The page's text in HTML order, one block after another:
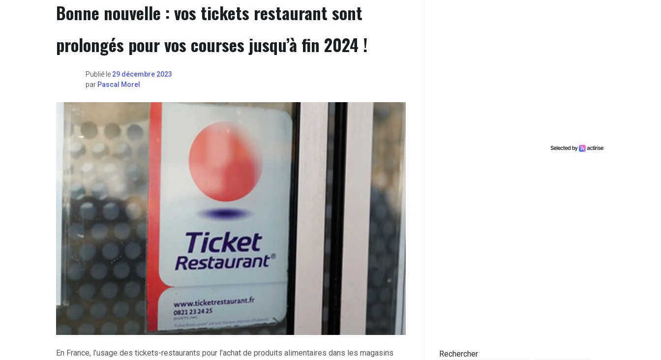
Bonne nouvelle : vos tickets restaurant sont
prolongés pour vos courses jusqu’à fin 2024 !
Publié le 29 décembre 2023
par Pascal Morel
En France, l’usage des tickets-restaurants pour l’achat de produits alimentaires dans les magasins
Rechercher